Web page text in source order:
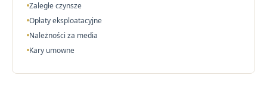
Zaległe czynsze
Opłaty eksploatacyjne
Należności za media
Kary umowne